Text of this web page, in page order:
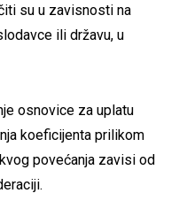
su u zavisnosti na
ili državu, u
osnovice za uplatu
koeficijenta prilikom
povećanja zavisi od